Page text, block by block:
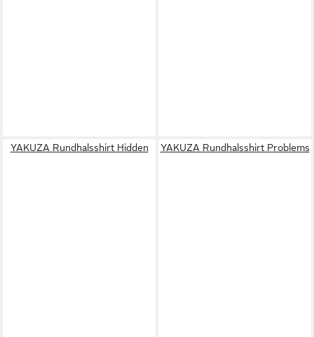
YAKUZA Rundhalsshirt Hidden YAKUZA Rundhalsshirt Problems